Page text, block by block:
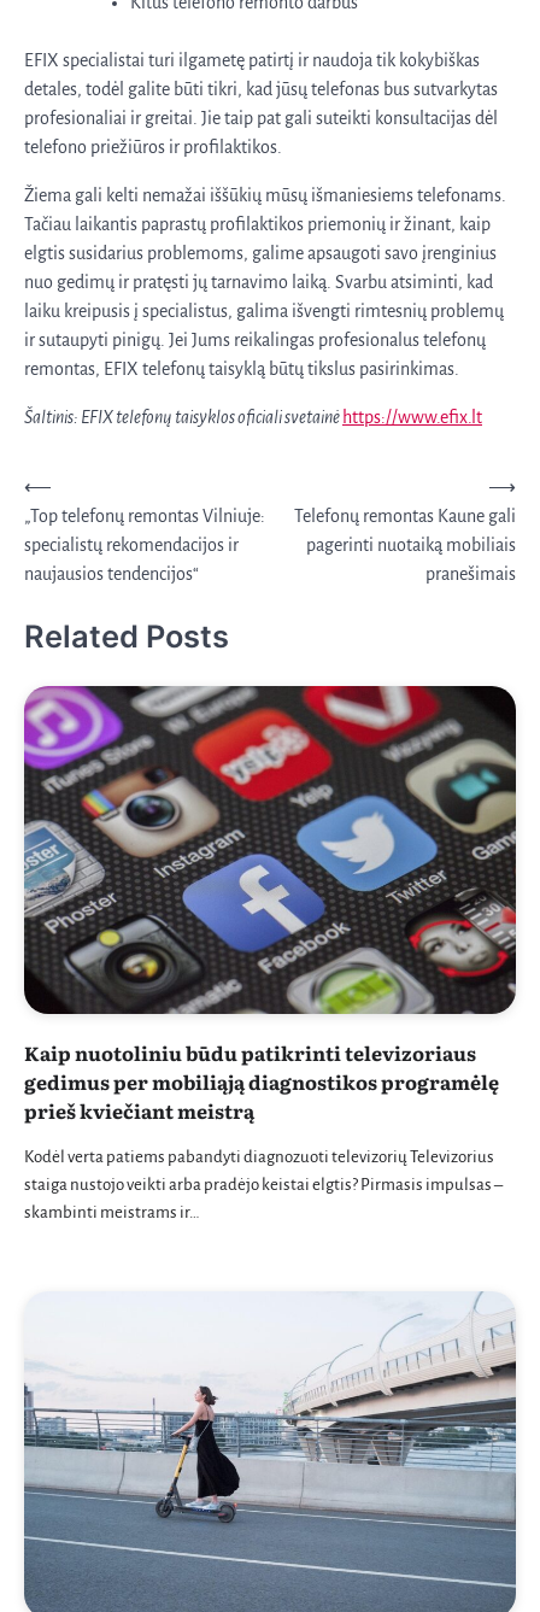
EFIX specialistai turi ilgametę patirtį ir naudoja tik kokybiškas
detales, todėl galite būti tikri, kad jūsų telefonas bus sutvarkytas
profesionaliai ir greitai. Jie taip pat gali suteikti konsultacijas dėl
telefono priežiūros ir profilaktikos.
Žiema gali kelti nemažai iššūkių mūsų išmaniesiems telefonams.
Tačiau laikantis paprastų profilaktikos priemonių ir žinant, kaip
elgtis susidarius problemoms, galime apsaugoti savo įrenginius
nuo gedimų ir pratęsti jų tarnavimo laiką. Svarbu atsiminti, kad
laiku kreipusis į specialistus, galima išvengti rimtesnių problemų
ir sutaupyti pinigų. Jei Jums reikalingas profesionalus telefonų
remontas, EFIX telefonų taisyklą būtų tikslus pasirinkimas.
Šaltinis: EFIX telefonų taisyklos oficiali svetainė https://www.efix.lt
Navigacija
tarp
įrašų
⟵
„Top telefonų remontas Vilniuje:
specialistų rekomendacijos ir
naujausios tendencijos“
Telefonų remontas Kaune gali
pagerinti nuotaiką mobiliais
pranešimais
⟶
Related Posts
Kaip nuotoliniu būdu patikrinti televizoriaus
gedimus per mobiliąją diagnostikos programėlę
prieš kviečiant meistrą
Kodėl verta patiems pabandyti diagnozuoti televizorių Televizorius
staiga nustojo veikti arba pradėjo keistai elgtis? Pirmasis impulsas –
skambinti meistrams ir…